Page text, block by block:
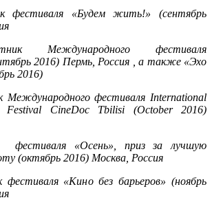
фестиваля «Будем жить!» (сентябрь
Международного фестиваля
2016) Пермь, Россия , а также «Эхо
2016)
Международного фестиваля International
Festival CineDoc Tbilisi (October2016)
фестиваля «Осень», приз за лучшую
(октябрь 2016) Москва, Россия
«Кино без барьеров» (ноябрь